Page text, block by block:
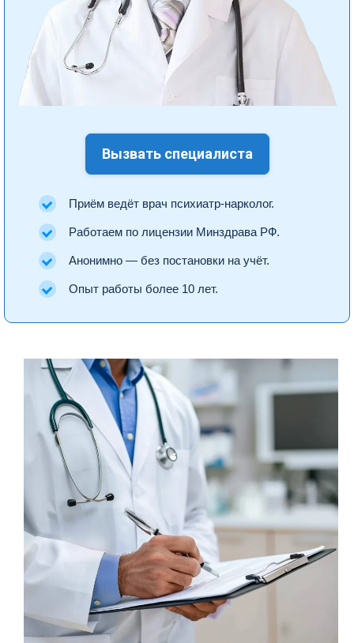
Вызвать специалиста
Приём ведёт врач психиатр-нарколог.
Работаем по лицензии Минздрава РФ.
Анонимно — без постановки на учёт.
Опыт работы более 10 лет.